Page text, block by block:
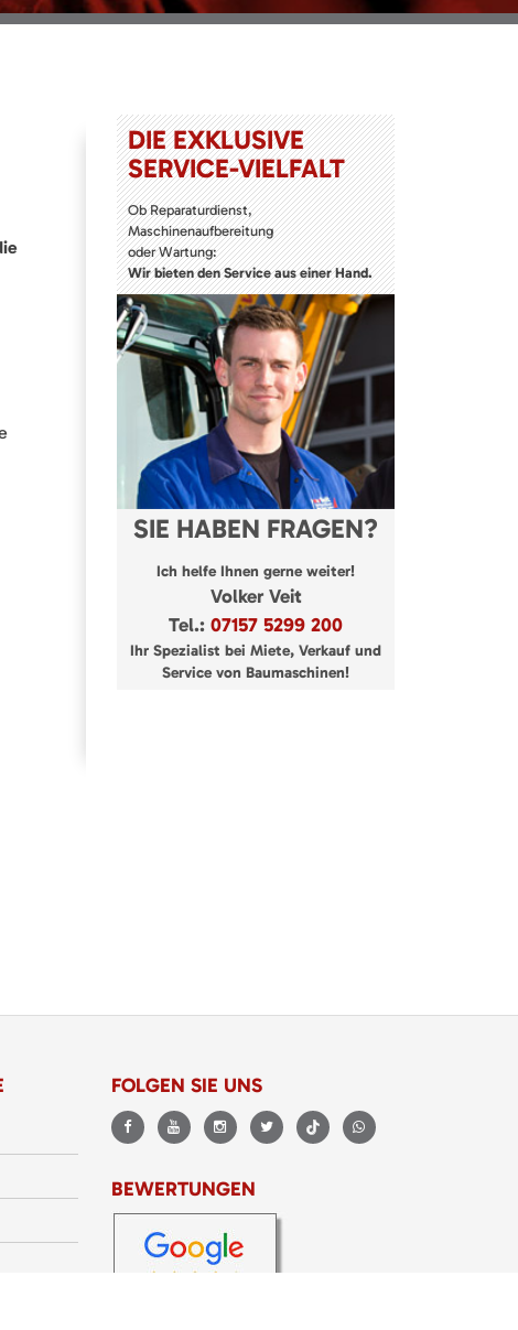
DIE EXKLUSIVE
SERVICE-VIELFALT
Ob Reparaturdienst,
Maschinenaufbereitung
oder Wartung:
Wir bieten den Service aus einer Hand.
SIE HABEN FRAGEN?
Ich helfe Ihnen gerne weiter!
Volker Veit
Tel.: 07157 5299 200
Ihr Spezialist bei Miete, Verkauf und
Service von Baumaschinen!
FOLGEN SIE UNS
BEWERTUNGEN